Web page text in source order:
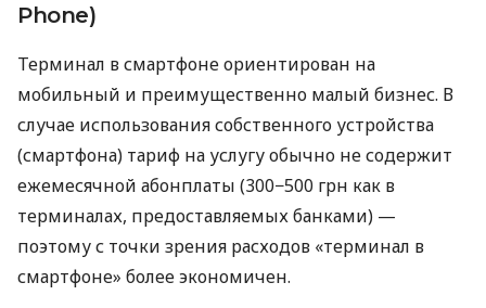
Phone)
Терминал в смартфоне ориентирован на
мобильный и преимущественно малый бизнес. В
случае использования собственного устройства
(смартфона) тариф на услугу обычно не содержит
ежемесячной абонплаты (300−500 грн как в
терминалах, предоставляемых банками) —
поэтому с точки зрения расходов «терминал в
смартфоне» более экономичен.